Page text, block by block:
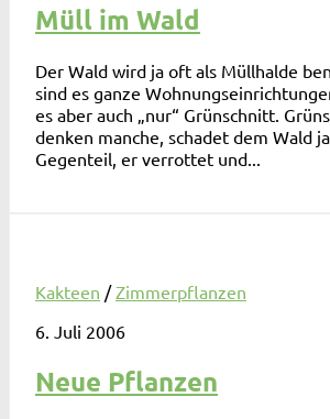
Müll im Wald
Der Wald wird ja oft als Müllhalde
sind es ganze
es aber auch „nur“ Grünschnitt.
denken manche, schadet dem Wald
Gegenteil, er verrottet und...
Kakteen /Zimmerpflanzen
6. Juli 2006
Neue Pflanzen